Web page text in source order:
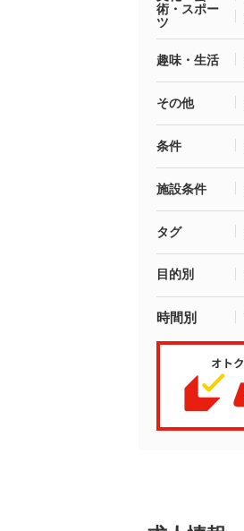
術・スポー
ツ
趣味・生活
その他
条件
施設条件
タグ
目的別
時間別